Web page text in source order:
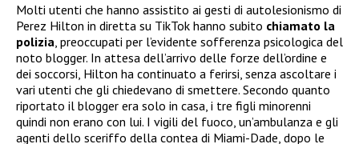
Molti utenti che hanno assistito ai gesti di autolesionismo di
Perez Hilton in diretta su TikTok hanno subito chiamato la
polizia , preoccupati per l’evidente sofferenza psicologica del
noto blogger. In attesa dell’arrivo delle forze dell’ordine e
dei soccorsi, Hilton ha continuato a ferirsi, senza ascoltare i
vari utenti che gli chiedevano di smettere. Secondo quanto
riportato il blogger era solo in casa, i tre figli minorenni
quindi non erano con lui. I vigili del fuoco, un’ambulanza e gli
agenti dello sceriffo della contea di Miami-Dade, dopo le